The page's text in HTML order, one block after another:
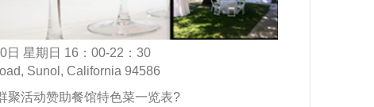
日 星期日 16：00-22：30
Sunol, California 94586
聚活动赞助餐馆特色菜一览表?